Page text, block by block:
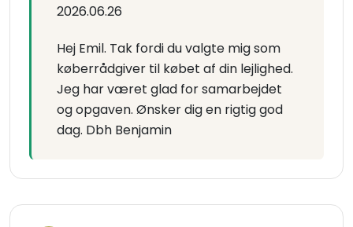
2026.06.26
Hej Emil. Tak fordi du valgte mig som
køberrådgiver til købet af din lejlighed.
Jeg har været glad for samarbejdet
og opgaven. Ønsker dig en rigtig god
dag. Dbh Benjamin